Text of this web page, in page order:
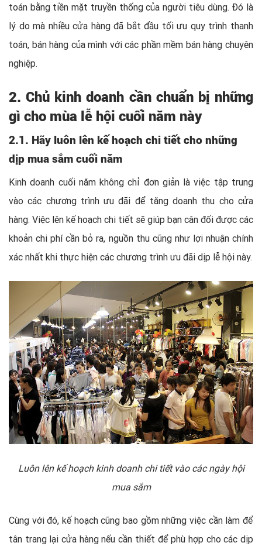
toán bằng tiền mặt truyền thống của người tiêu dùng. Đó là
lý do mà nhiều cửa hàng đã bắt đầu tối ưu quy trình thanh
toán, bán hàng của mình với các phần mềm bán hàng chuyên
nghiệp.
2. Chủ kinh doanh cần chuẩn bị những
gì cho mùa lễ hội cuối năm này
2.1. Hãy luôn lên kế hoạch chi tiết cho những
dịp mua sắm cuối năm
Kinh doanh cuối năm không chỉ đơn giản là việc tập trung
vào các chương trình ưu đãi để tăng doanh thu cho cửa
hàng. Việc lên kế hoạch chi tiết sẽ giúp bạn cân đối được các
khoản chi phí cần bỏ ra, nguồn thu cũng như lợi nhuận chính
xác nhất khi thực hiện các chương trình ưu đãi dịp lễ hội này.
Luôn lên kế hoạch kinh doanh chi tiết vào các ngày hội
mua sắm
Cùng với đó, kế hoạch cũng bao gồm những việc cần làm để
tân trang lại cửa hàng nếu cần thiết để phù hợp cho các dịp